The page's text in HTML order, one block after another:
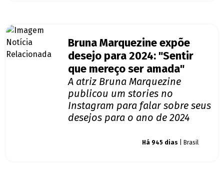
Bruna Marquezine expõe
desejo para 2024: "Sentir
que mereço ser amada"
A atriz Bruna Marquezine
publicou um stories no
Instagram para falar sobre seus
desejos para o ano de 2024
Há 945 dias | Brasil